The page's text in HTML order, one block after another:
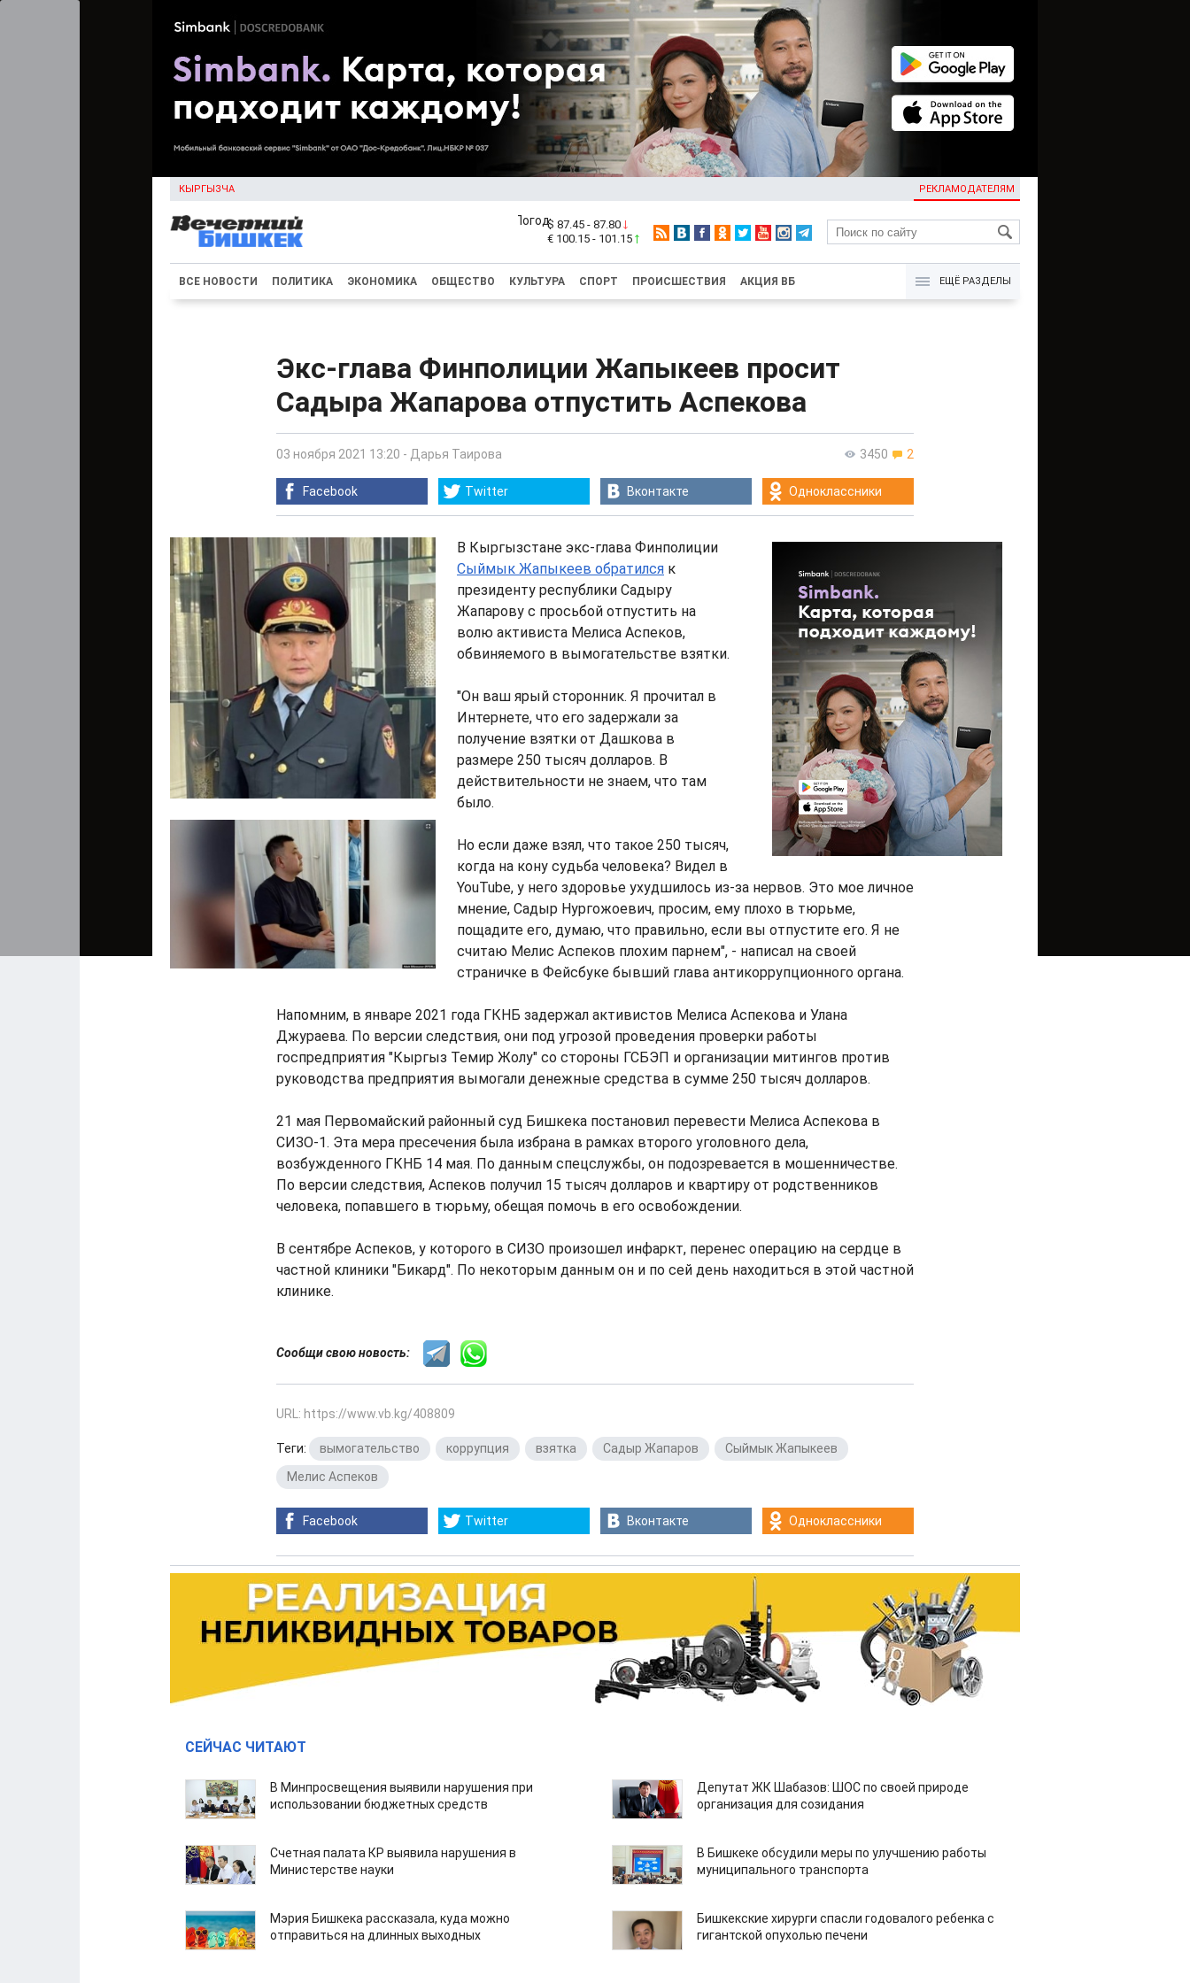
КЫРГЫЗЧА РЕКЛАМОДАТЕЛЯМ
KG
$ 87.45 - 87.80
€ 100.15 - 101.15
ВСЕ НОВОСТИ ПОЛИТИКА ЭКОНОМИКА ОБЩЕСТВО КУЛЬТУРА СПОРТ ПРОИСШЕСТВИЯ АКЦИЯ ВБ ЕЩЁ РАЗДЕЛЫ
Экс-глава Финполиции Жапыкеев просит
Садыра Жапарова отпустить Аспекова
3450 2
03 ноября 2021 13:20 - Дарья Таирова
Facebook Twitter Вконтакте Одноклассники
В Кыргызстане экс-глава Финполиции
Сыймык Жапыкеев обратился к
президенту республики Садыру
Жапарову с просьбой отпустить на
волю активиста Мелиса Аспеков,
обвиняемого в вымогательстве взятки.
"Он ваш ярый сторонник. Я прочитал в
Интернете, что его задержали за
получение взятки от Дашкова в
размере 250 тысяч долларов. В
действительности не знаем, что там
было.
Но если даже взял, что такое 250 тысяч,
когда на кону судьба человека? Видел в
YouTube, у него здоровье ухудшилось из-за нервов. Это мое личное
мнение, Садыр Нургожоевич, просим, ему плохо в тюрьме,
пощадите его, думаю, что правильно, если вы отпустите его. Я не
считаю Мелис Аспеков плохим парнем", - написал на своей
страничке в Фейсбуке бывший глава антикоррупционного органа.
Напомним, в январе 2021 года ГКНБ задержал активистов Мелиса Аспекова и Улана
Джураева. По версии следствия, они под угрозой проведения проверки работы
госпредприятия "Кыргыз Темир Жолу" со стороны ГСБЭП и организации митингов против
руководства предприятия вымогали денежные средства в сумме 250 тысяч долларов.
21 мая Первомайский районный суд Бишкека постановил перевести Мелиса Аспекова в
СИЗО-1. Эта мера пресечения была избрана в рамках второго уголовного дела,
возбужденного ГКНБ 14 мая. По данным спецслужбы, он подозревается в мошенничестве.
По версии следствия, Аспеков получил 15 тысяч долларов и квартиру от родственников
человека, попавшего в тюрьму, обещая помочь в его освобождении.
В сентябре Аспеков, у которого в СИЗО произошел инфаркт, перенес операцию на сердце в
частной клиники "Бикард". По некоторым данным он и по сей день находиться в этой частной
клинике.
Сообщи свою новость:
URL: https://www.vb.kg/408809
Теги: вымогательство коррупция взятка Садыр Жапаров Сыймык Жапыкеев
Мелис Аспеков
Facebook Twitter Вконтакте Одноклассники
СЕЙЧАС ЧИТАЮТ
В Минпросвещения выявили нарушения при
использовании бюджетных средств
Депутат ЖК Шабазов: ШОС по своей природе
организация для созидания
Счетная палата КР выявила нарушения в
Министерстве науки
В Бишкеке обсудили меры по улучшению работы
муниципального транспорта
Мэрия Бишкека рассказала, куда можно
отправиться на длинных выходных
Бишкекские хирурги спасли годовалого ребенка с
гигантской опухолью печени